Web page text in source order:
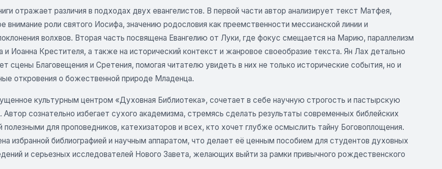
отражает различия в подходах двух евангелистов. В первой части автор анализирует текст Матфея,
внимание роли святого Иосифа, значению родословия как преемственности мессианской линии и
волхвов. Вторая часть посвящена Евангелию от Луки, где фокус смещается на Марию, параллелизм
и Иоанна Крестителя, а также на исторический контекст и жанровое своеобразие текста. Ян Лах детально
сцены Благовещения и Сретения, помогая читателю увидеть в них не только исторические события, но и
откровения о божественной природе Младенца.
культурным центром «Духовная Библиотека», сочетает в себе научную строгость и пастырскую
Автор сознательно избегает сухого академизма, стремясь сделать результаты современных библейских
полезными для проповедников, катехизаторов и всех, кто хочет глубже осмыслить тайну Боговоплощения.
избранной библиографией и научным аппаратом, что делает её ценным пособием для студентов духовных
и серьезных исследователей Нового Завета, желающих выйти за рамки привычного рождественского